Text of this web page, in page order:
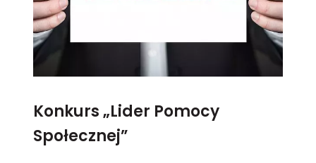
Konkurs „Lider Pomocy
Społecznej”